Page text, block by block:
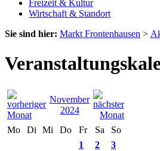
Freizeit & Kultur
Wirtschaft & Standort
Sie sind hier: Markt Frontenhausen >
November
2024
Mo
Di Mi Do Fr Sa
So
1
2
3